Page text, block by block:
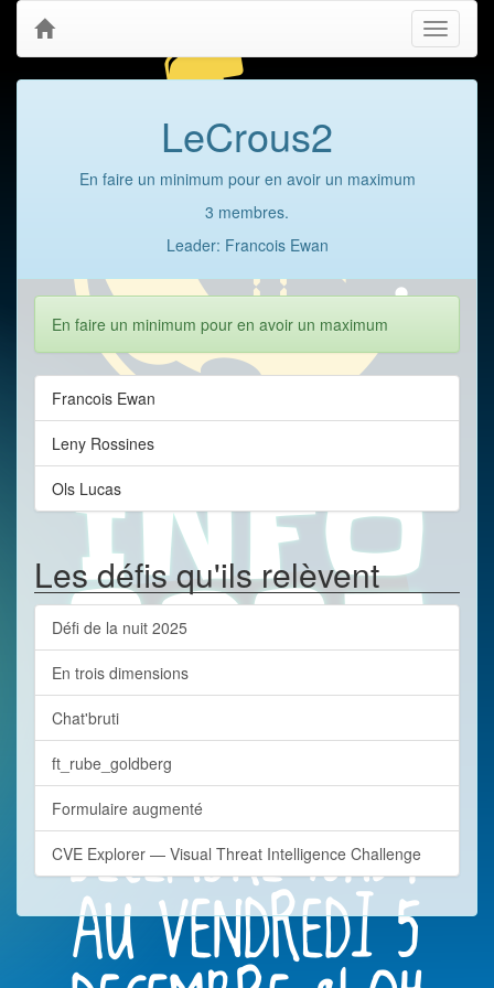
Toggle
LeCrous2
En faire un minimum pour en avoir un maximum
3 membres.
Leader: Francois Ewan
En faire un minimum pour en avoir un maximum
Francois Ewan
Leny Rossines
Ols Lucas
Les défis qu'ils relèvent
Défi de la nuit 2025
En trois dimensions
Chat'bruti
ft_rube_goldberg
Formulaire augmenté
CVE Explorer — Visual Threat Intelligence Challenge